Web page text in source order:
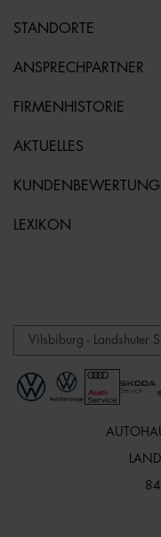
STANDORTE
ANSPRECHPARTNER
FIRMENHISTORIE
AKTUELLES
LEXIKON